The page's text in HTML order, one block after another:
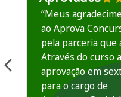
“Meus
ao Aprova
pela parceria que
Através do curso
aprovação em
para o cargo de